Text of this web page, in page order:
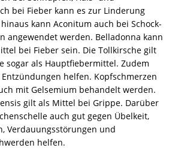
bei Fieber kann es zur Linderung
kann Aconitum auch bei Schock-
angewendet werden. Belladonna kann
bei Fieber sein. Die Tollkirsche gilt
sogar als Hauptfiebermittel. Zudem
helfen. Kopfschmerzen
mit Gelsemium behandelt werden.
gilt als Mittel bei Grippe. Darüber
auch gut gegen Übelkeit,
Verdauungsstörungen und
helfen.